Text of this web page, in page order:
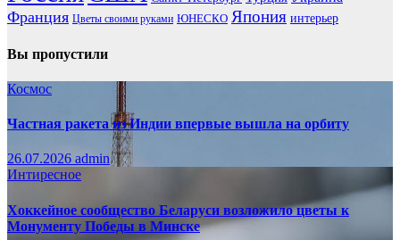
Франция Цветы своими руками ЮНЕСКО Япония интерьер
Вы пропустили
Космос
Частная ракета из Индии впервые вышла на орбиту
26.07.2026 admin
Интиресное
Хоккейное сообщество Беларуси возложило цветы к
Монументу Победы в Минске